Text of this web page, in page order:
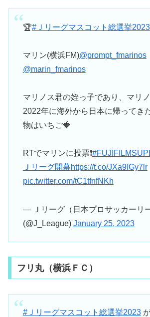
🏆#Ｊリーグマスコット総選挙2023
マリン(横浜FM)@prompt_fmarinos
@marin_fmarinos
マリノス君の姪っ子であり、マ
2022年に海外から日本に帰ってき
物はいちご🍓
RTでマリンに投票❗
Ｊリーグ開幕https://t.co/JXa9IGy7lr
pic.twitter.com/tC1tfnfNKh
— Ｊリーグ（日本プロサッカーリー
(@J_League) January 25, 2023
フリ丸（横浜ＦＣ）
#Ｊリーグマスコット総選挙2023